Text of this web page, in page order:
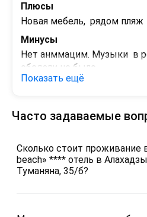
Плюсы
Новая мебель,  рядом пляж
Минусы
Нет анммацим. Музыки  в
обедали не было.
Показать ещё
Часто задаваемые
Сколько стоит проживание
beach» **** отель в
Туманяна, 35/б?